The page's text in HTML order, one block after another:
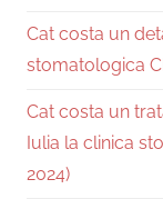
Cat costa un
stomatologica
Cat costa un
Iulia la clinica
2024)